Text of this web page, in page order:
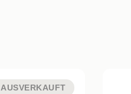
AUSVERKAUFT